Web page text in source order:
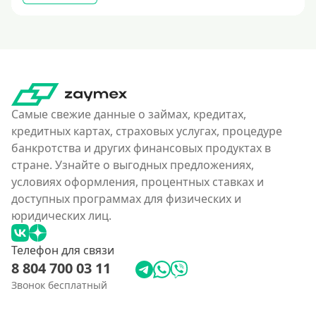
Самые свежие данные о займах, кредитах,
кредитных картах, страховых услугах, процедуре
банкротства и других финансовых продуктах в
стране. Узнайте о выгодных предложениях,
условиях оформления, процентных ставках и
доступных программах для физических и
юридических лиц.
Телефон для связи
8 804 700 03 11
Звонок бесплатный